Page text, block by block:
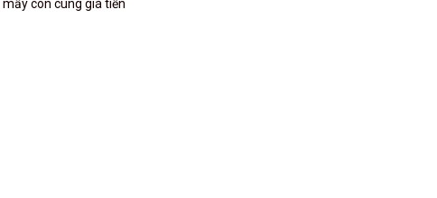
con cùng giá tiền